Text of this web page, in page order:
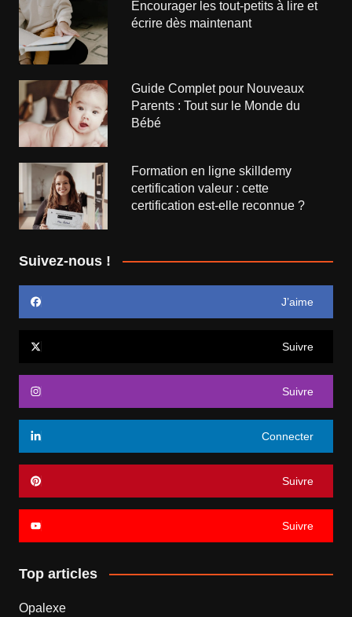
Encourager les tout-petits à lire et
écrire dès maintenant
Guide Complet pour Nouveaux
Parents : Tout sur le Monde du
Bébé
Formation en ligne skilldemy
certification valeur : cette
certification est-elle reconnue ?
Suivez-nous !
J’aime
Suivre
Suivre
Connecter
Suivre
Suivre
Top articles
Opalexe